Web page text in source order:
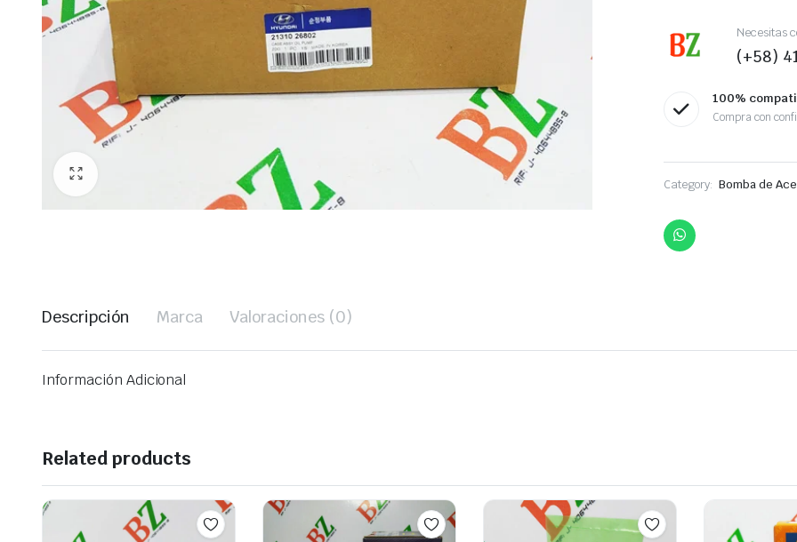
Necesitas
(+58)
100%
Compra con
Category: Bomba de
Descripción Marca Valoraciones (0)
Información Adicional
Related products